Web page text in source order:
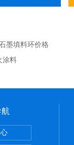
墨填料环价格
涂料